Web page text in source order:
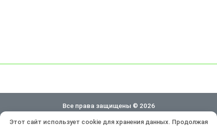
Все права защищены © 2026
Политика конфиденциальности
Этот сайт использует cookie для хранения данных. Продолжая